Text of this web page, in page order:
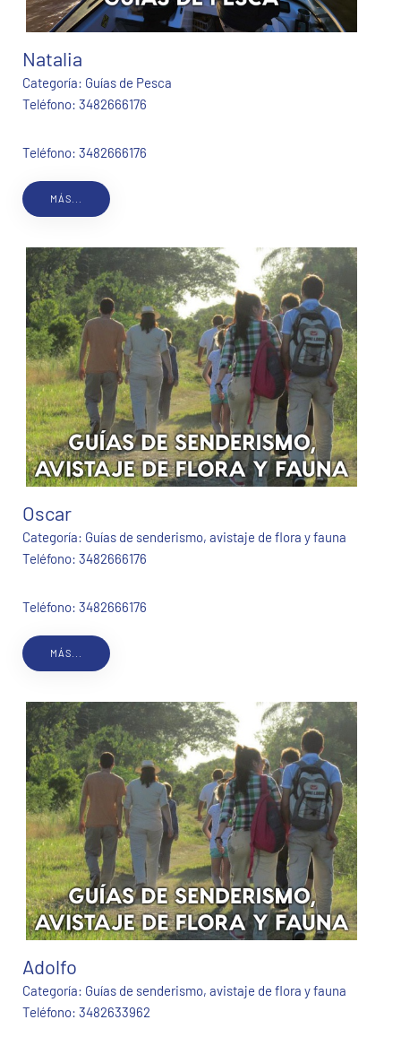
Natalia
Categoría: Guías de Pesca
Teléfono: 3482666176
Teléfono: 3482666176
MÁS...
Oscar
Categoría: Guías de senderismo, avistaje de flora y fauna
Teléfono: 3482666176
Teléfono: 3482666176
MÁS...
Adolfo
Categoría: Guías de senderismo, avistaje de flora y fauna
Teléfono: 3482633962